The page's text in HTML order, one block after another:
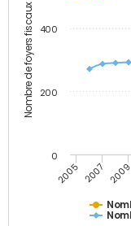
Nombre de foyers fiscaux
2005 2007 2009
0
200
400